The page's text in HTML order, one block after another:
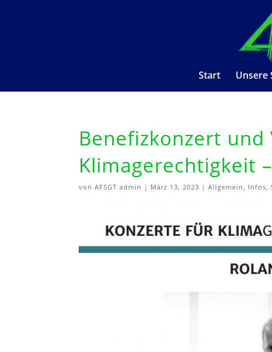
Start Unsere
Benefizkonzert
Klimagerechtigkeit
vonAFSGT admin | März 13, 2023 |Allgemein, Infos,